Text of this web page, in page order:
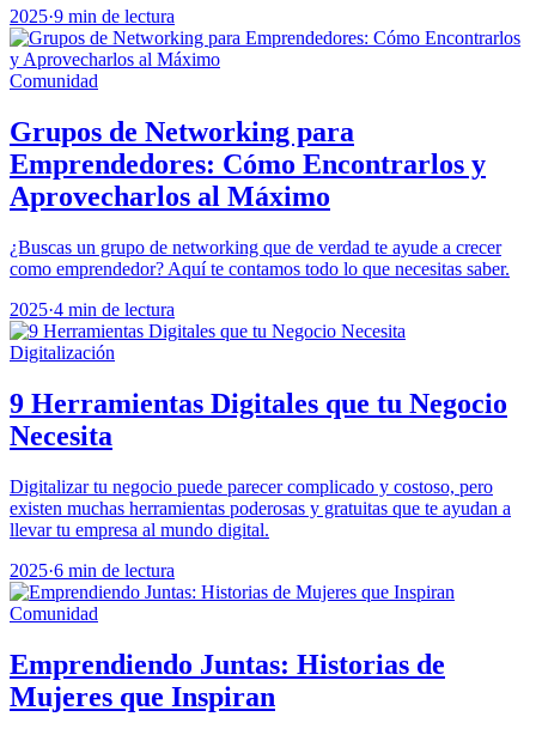
2025·9 min de lectura
Comunidad
Grupos de Networking para
Emprendedores: Cómo Encontrarlos y
Aprovecharlos al Máximo
¿Buscas un grupo de networking que de verdad te ayude a crecer
como emprendedor? Aquí te contamos todo lo que necesitas saber.
2025·4 min de lectura
Digitalización
9 Herramientas Digitales que tu Negocio
Necesita
Digitalizar tu negocio puede parecer complicado y costoso, pero
existen muchas herramientas poderosas y gratuitas que te ayudan a
llevar tu empresa al mundo digital.
2025·6 min de lectura
Comunidad
Emprendiendo Juntas: Historias de
Mujeres que Inspiran